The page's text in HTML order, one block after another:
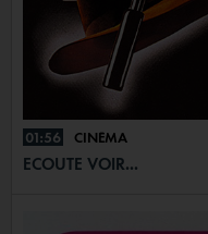
01:56 CINÉMA
ECOUTE VOIR...